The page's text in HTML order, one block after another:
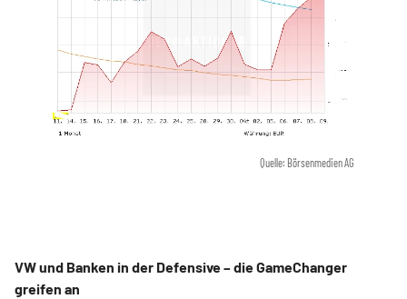
Quelle: Börsenmedien AG
VW und Banken in der Defensive – die GameChanger
greifen an